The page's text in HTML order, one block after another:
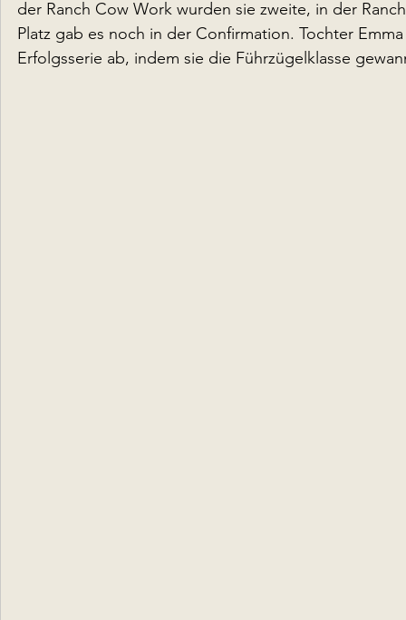
der Ranch Cow Work wurden sie zweite, in der
Platz gab es noch in der Confirmation. Tochter
Erfolgsserie ab, indem sie die Führzügelklasse